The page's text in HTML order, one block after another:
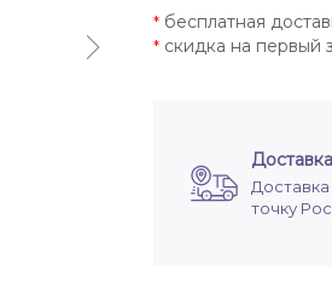
*бесплатная
*скидка на первый
Доставка
точку